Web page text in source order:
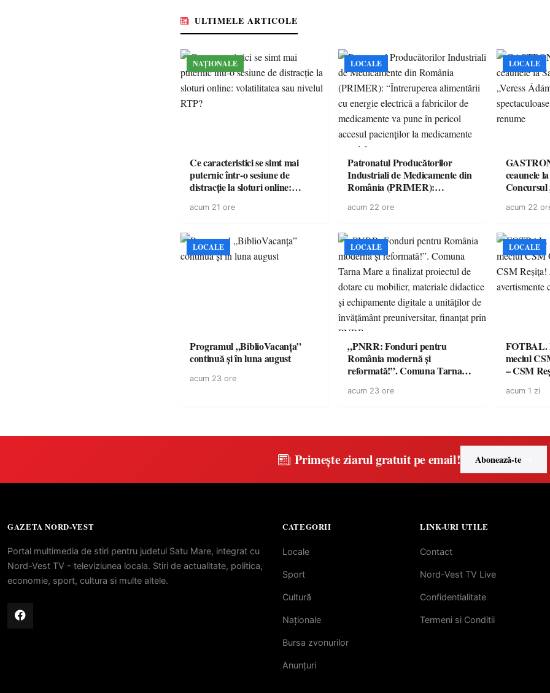
ULTIMELE ARTICOLE
NAȚIONALE
Ce caracteristici se simt mai
puternic într-o sesiune de
distracție la sloturi online:
acum 21 ore
LOCALE
Patronatul Producătorilor
Industriali de Medicamente din
România (PRIMER):
energie electrică a fabricilor de
accesul pacienților la
medicamente esențiale
acum 22 ore
LOCALE
ceaunele
Concursul
acum 22
LOCALE
Programul „BiblioVacanța”
continuă și în luna august
acum 23 ore
LOCALE
„PNRR: Fonduri pentru
România modernă și
reformată!”. Comuna Tarna
dotare cu mobilier, materiale
acum 23 ore
LOCALE
FOTBAL.
meciul
– CSM
suporteri
acum 1 zi
Primește ziarul gratuit pe email! Abonează-te
GAZETA NORD-VEST
Portal multimedia de stiri pentru judetul Satu Mare, integrat cu
Nord-Vest TV - televiziunea locala. Stiri de actualitate, politica,
economie, sport, cultura si multe altele.
CATEGORII
Locale
Sport
Cultură
Naționale
Bursa zvonurilor
Anunțuri
LINK-URI UTILE
Contact
Nord-Vest TV Live
Confidentialitate
Termeni si Conditii